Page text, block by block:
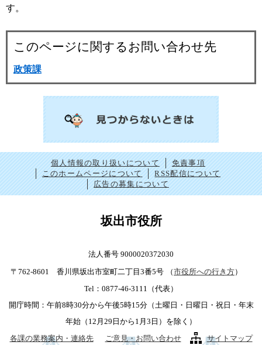
す。
このページに関するお問い合わせ先
政策課
個人情報の取り扱いについて
免責事項
このホームページについて
RSS配信について
広告の募集について
坂出市役所
法人番号 9000020372030
〒762-8601 香川県坂出市室町二丁目3番5号
（市役所への行き方）
Tel：0877-46-3111（代表）
開庁時間：午前8時30分から午後5時15分（土曜日・日曜日・祝日・年末
年始（12月29日から1月3日）を除く）
各課の業務案内・連絡先
ご意見・お問い合わせ サイトマップ